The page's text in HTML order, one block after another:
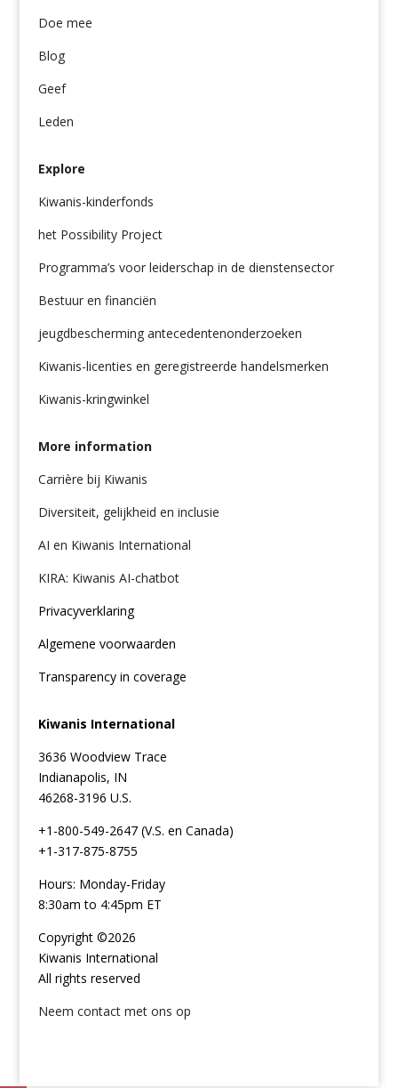
Doe mee
Blog
Geef
Leden
Explore
Kiwanis-kinderfonds
het Possibility Project
Programma’s voor leiderschap in de dienstensector
Bestuur en financiën
jeugdbescherming antecedentenonderzoeken
Kiwanis-licenties en geregistreerde handelsmerken
Kiwanis-kringwinkel
More information
Carrière bij Kiwanis
Diversiteit, gelijkheid en inclusie
AI en Kiwanis International
KIRA: Kiwanis AI-chatbot
Privacyverklaring
Algemene voorwaarden
Transparency in coverage
Kiwanis International
3636 Woodview Trace
Indianapolis, IN
46268-3196 U.S.
+1-800-549-2647 (V.S. en Canada)
+1-317-875-8755
Hours: Monday-Friday
8:30am to 4:45pm ET
Copyright ©2026
Kiwanis International
All rights reserved
Neem contact met ons op